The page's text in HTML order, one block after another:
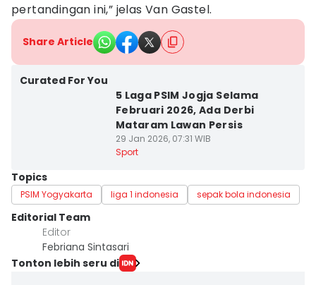
pertandingan ini,” jelas Van Gastel.
Share Article
Curated For You
5 Laga PSIM Jogja Selama
Februari 2026, Ada Derbi
Mataram Lawan Persis
29 Jan 2026, 07:31 WIB
Sport
Topics
PSIM Yogyakarta liga 1 indonesia sepak bola indonesia
Editorial Team
Editor
Febriana Sintasari
Tonton lebih seru di